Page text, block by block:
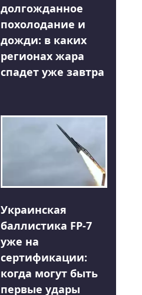
долгожданное
похолодание и
дожди: в каких
регионах жара
спадет уже завтра
Украинская
баллистика FP-7
уже на
сертификации:
когда могут быть
первые удары